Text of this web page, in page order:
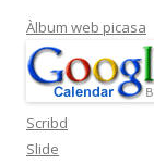
Àlbum web picasa
Scribd
Slide